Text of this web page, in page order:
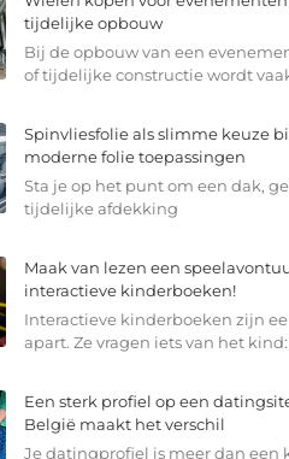
tijdelijke opbouw
Bij de opbouw van een
of tijdelijke constructie wordt
Spinvliesfolie als slimme keuze
moderne folie toepassingen
Sta je op het punt om een dak,
tijdelijke afdekking
Maak van lezen een
interactieve kinderboeken!
Interactieve kinderboeken zijn
apart. Ze vragen iets van het kind:
Een sterk profiel op een
België maakt het verschil
Je datingprofiel is meer dan een